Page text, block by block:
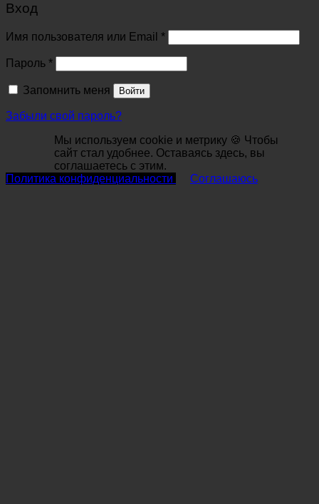
Вход
Имя пользователя или Email *Обязательно
Пароль *Обязательно
Запомнить меня Войти
Забыли свой пароль?
Мы используем cookie и метрику 🍪 Чтобы
сайт стал удобнее. Оставаясь здесь, вы
соглашаетесь с этим.
Политика конфиденциальности
Соглашаюсь